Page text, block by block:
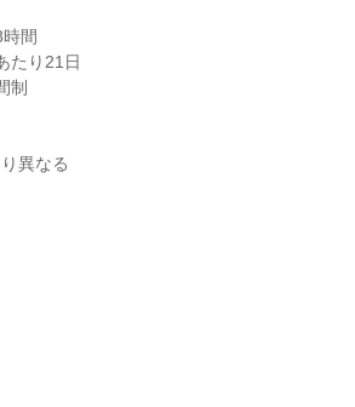
間
たり21日
制
異なる